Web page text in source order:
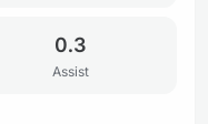
0.3
Assist